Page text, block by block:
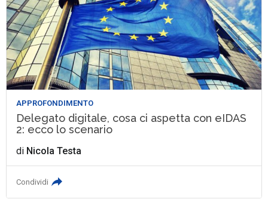
APPROFONDIMENTO
Delegato digitale, cosa ci aspetta con eIDAS
2: ecco lo scenario
di Nicola Testa
Condividi